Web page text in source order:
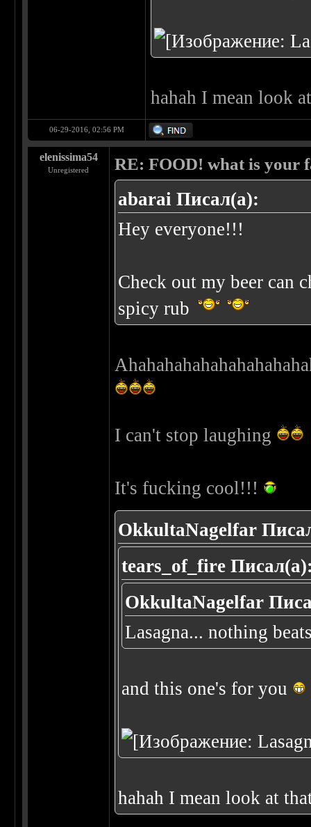
hahah I mean look
06-29-2016, 02:56 PM
elenissima54
Unregistered RE: FOOD! what is your
abarai Писал(а):
Hey everyone!!!
Check out my beer can
spicy rub
I can't stop laughing
It's fucking cool!!!
OkkultaNagelfar
tears_of_fire
OkkultaNagelfar
Lasagna... nothing
and this one's for you
hahah I mean look at